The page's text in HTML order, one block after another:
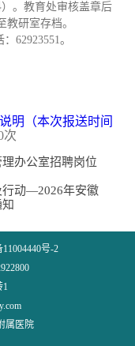
。教育处审核盖章后
研室存档。
62923551。
明（本次报送时间
次
办公室招聘岗位
行动—2026年安徽
号-2
1
属医院